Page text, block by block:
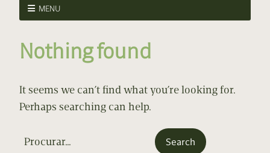
MENU
Nothing found
It seems we can’t find what you’re looking for.
Perhaps searching can help.